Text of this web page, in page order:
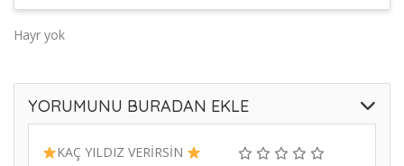
Hayr yok
YORUMUNU BURADAN EKLE
KAÇ YILDIZ VERİRSİN